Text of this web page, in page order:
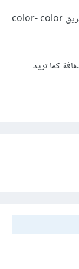
ثم قم باختيار اللون الذي تريد إزالته من الصورة عن طريق color- color